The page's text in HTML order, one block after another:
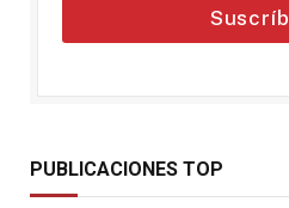
PUBLICACIONES TOP